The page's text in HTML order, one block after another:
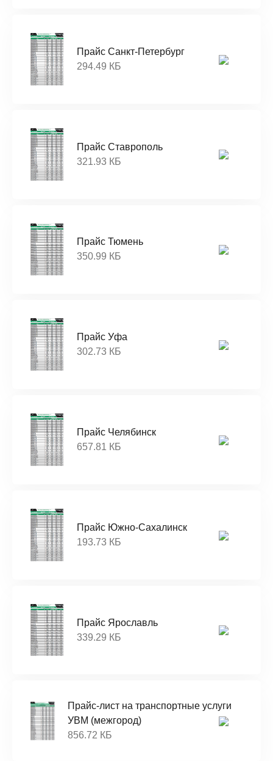
Прайс Санкт-Петербург
294.49 КБ
Прайс Ставрополь
321.93 КБ
Прайс Тюмень
350.99 КБ
Прайс Уфа
302.73 КБ
Прайс Челябинск
657.81 КБ
Прайс Южно-Сахалинск
193.73 КБ
Прайс Ярославль
339.29 КБ
Прайс-лист на транспортные услуги
УВМ (межгород)
856.72 КБ